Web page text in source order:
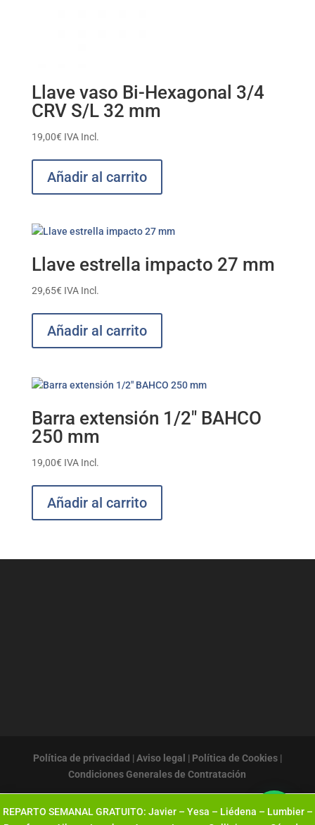
REPARTO SEMANAL GRATUITO: Javier – Yesa – Liédena – Lumbier –
Llave vaso Bi-Hexagonal 3/4
CRV S/L 32 mm
19,00€ IVA Incl.
Añadir al carrito
Llave estrella impacto 27 mm
29,65€ IVA Incl.
Añadir al carrito
Barra extensión 1/2″ BAHCO
250 mm
19,00€ IVA Incl.
Añadir al carrito
Política de privacidad | Aviso legal | Política de Cookies|
Condiciones Generales de Contratación